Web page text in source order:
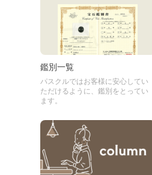
鑑別一覧
パスクルではお客様に安心してい
ただけるように、鑑別をとってい
ます。